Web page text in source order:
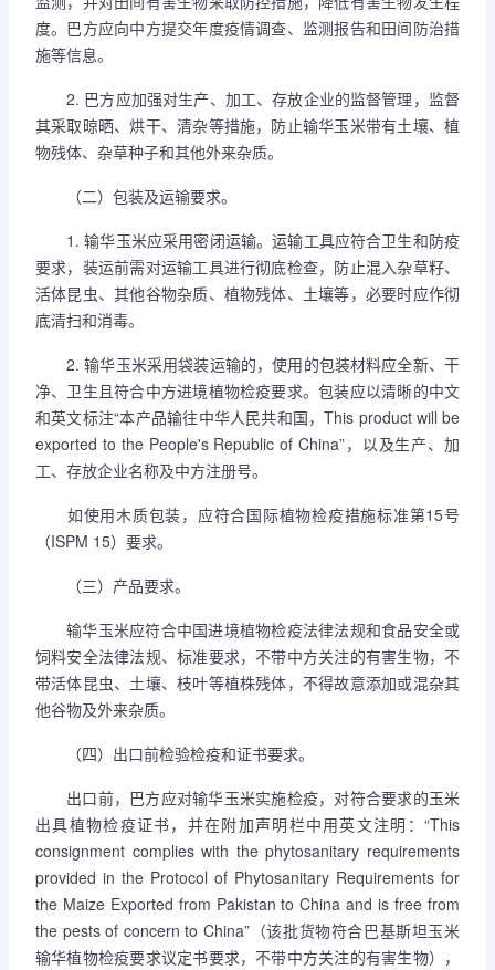
度。巴方应向中方提交年度疫情调查、监测报告和田间防治措
施等信息。
2. 巴方应加强对生产、加工、存放企业的监督管理，监督
其采取晾晒、烘干、清杂等措施，防止输华玉米带有土壤、植
物残体、杂草种子和其他外来杂质。
（二）包装及运输要求。
1. 输华玉米应采用密闭运输。运输工具应符合卫生和防疫
要求，装运前需对运输工具进行彻底检查，防止混入杂草籽、
活体昆虫、其他谷物杂质、植物残体、土壤等，必要时应作彻
底清扫和消毒。
2. 输华玉米采用袋装运输的，使用的包装材料应全新、干
净、卫生且符合中方进境植物检疫要求。包装应以清晰的中文
和英文标注“本产品输往中华人民共和国，This product will be
exported to the People's Republic of China”，以及生产、加
工、存放企业名称及中方注册号。
如使用木质包装，应符合国际植物检疫措施标准第15号
（ISPM 15）要求。
（三）产品要求。
输华玉米应符合中国进境植物检疫法律法规和食品安全或
饲料安全法律法规、标准要求，不带中方关注的有害生物，不
带活体昆虫、土壤、枝叶等植株残体，不得故意添加或混杂其
他谷物及外来杂质。
（四）出口前检验检疫和证书要求。
出口前，巴方应对输华玉米实施检疫，对符合要求的玉米
出具植物检疫证书，并在附加声明栏中用英文注明：“This
consignment complies with the phytosanitary requirements
provided in the Protocol of Phytosanitary Requirements for
the Maize Exported from Pakistan to China and is free from
the pests of concern to China”（该批货物符合巴基斯坦玉米
输华植物检疫要求议定书要求，不带中方关注的有害生物），